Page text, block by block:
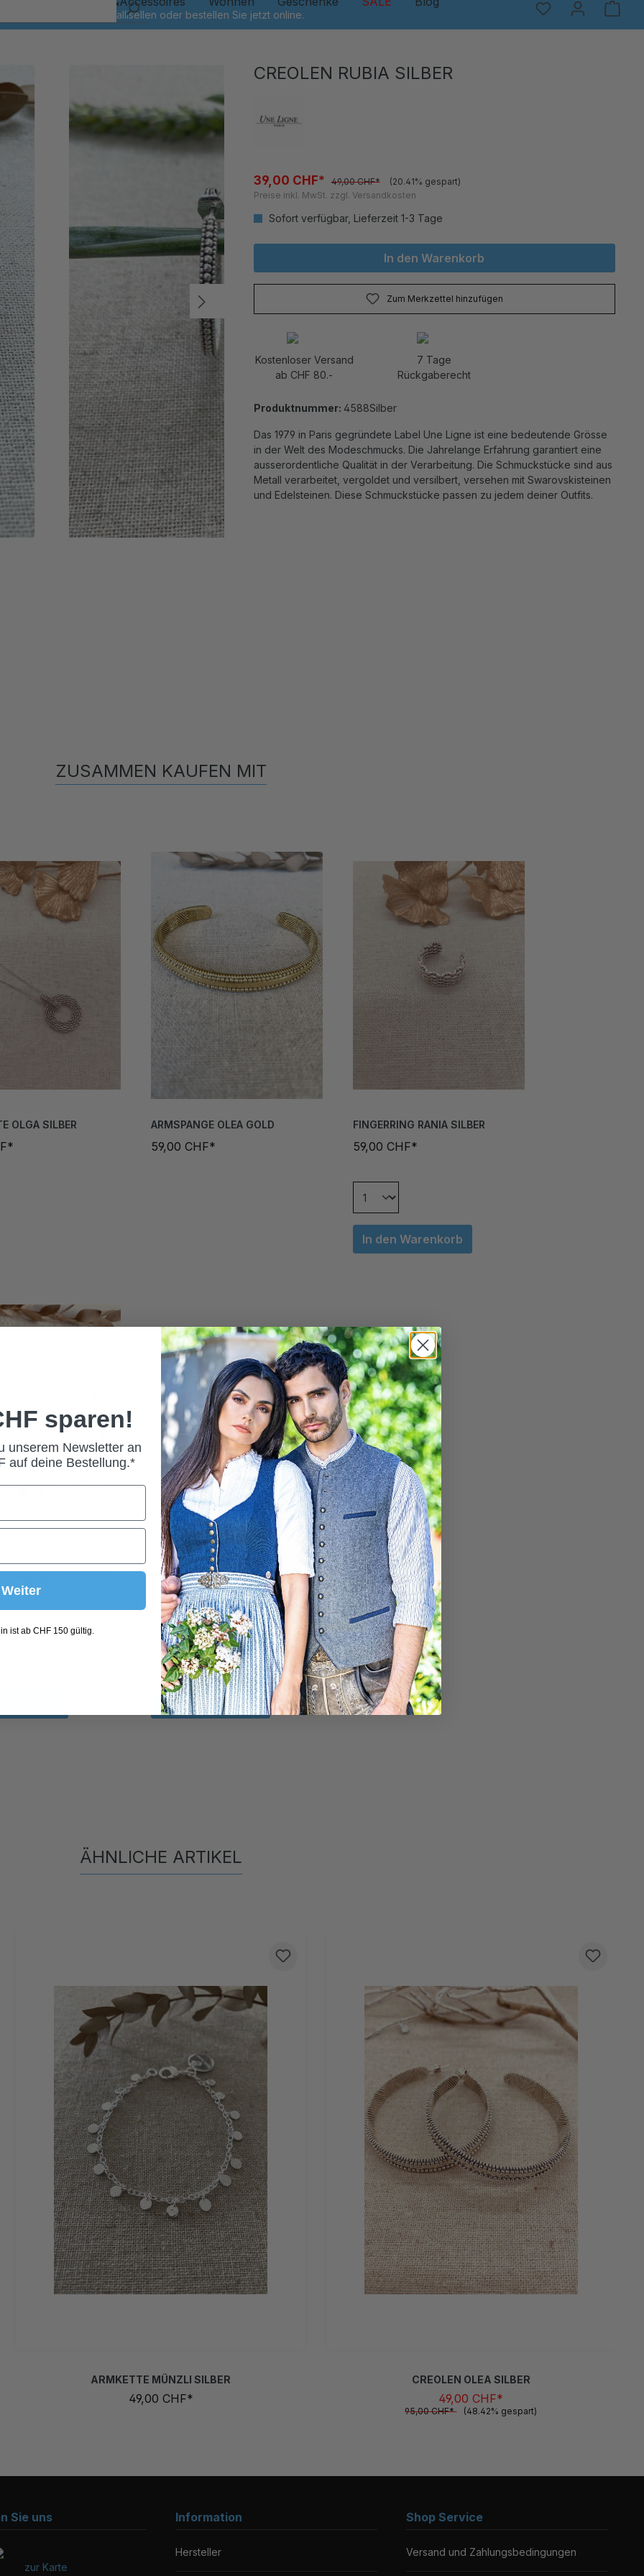
CREOLEN RUBIA SILBER
39,00 CHF* 49,00 CHF*
(20.41% gespart)
Preise inkl. MwSt. zzgl. Versandkosten
Sofort verfügbar, Lieferzeit 1-3 Tage
In den Warenkorb
Zum Merkzettel hinzufügen
Kostenloser Versand
ab CHF 80.-
7 Tage
Rückgaberecht
Produktnummer: 4588Silber
Das 1979 in Paris gegründete Label Une Ligne ist eine bedeutende Grösse
in der Welt des Modeschmucks. Die Jahrelange Erfahrung garantiert eine
ausserordentliche Qualität in der Verarbeitung. Die Schmuckstücke sind aus
Metall verarbeitet, vergoldet und versilbert, versehen mit Swarovskisteinen
und Edelsteinen. Diese Schmuckstücke passen zu jedem deiner Outfits.
ZUSAMMEN KAUFEN MIT
OLGA SILBER ARMSPANGE OLEA GOLD
59,00 CHF*
FINGERRING RANIA SILBER
59,00 CHF*
In den Warenkorb
LEDERTASCHE AYVIE
HIMMELBLAU
59,00 CHF*
In den Warenkorb
ÄHNLICHE ARTIKEL
ARMKETTE MÜNZLI SILBER
49,00 CHF*
CREOLEN OLEA SILBER
49,00 CHF*
95,00 CHF* (48.42% gespart)
Sie uns
zur Karte
Information
Hersteller
Shop Service
Versand und Zahlungsbedingungen
sparen!
unserem Newsletter an
auf deine Bestellung.*
Weiter
ist ab CHF 150 gültig.